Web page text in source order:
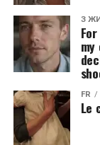
З
my
FR
Le